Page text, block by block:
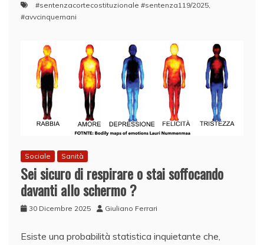
#sentenzacortecostituzionale #sentenza119/2025,
#avvcinquemani
Sociale Sanità
Sei sicuro di respirare o stai soffocando
davanti allo schermo ?
30 Dicembre 2025 Giuliano Ferrari
Esiste una probabilità statistica inquietante che,